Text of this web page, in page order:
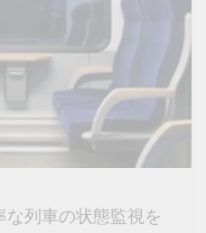
な列車の状態監視を